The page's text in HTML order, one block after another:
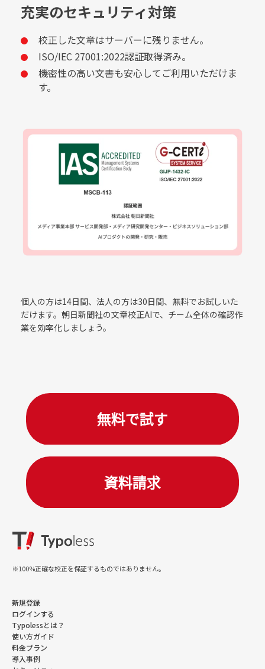
充実のセキュリティ対策
校正した文章はサーバーに残りません。
ISO/IEC 27001:2022認証取得済み。
機密性の高い文書も安心してご利用いただけま
す。
個人の方は14日間、法人の方は30日間、無料でお試しいた
だけます。朝日新聞社の文章校正AIで、チーム全体の確認作
業を効率化しましょう。
※100%正確な校正を保証するものではありません。
新規登録
ログインする
Typolessとは？
使い方ガイド
料金プラン
導入事例